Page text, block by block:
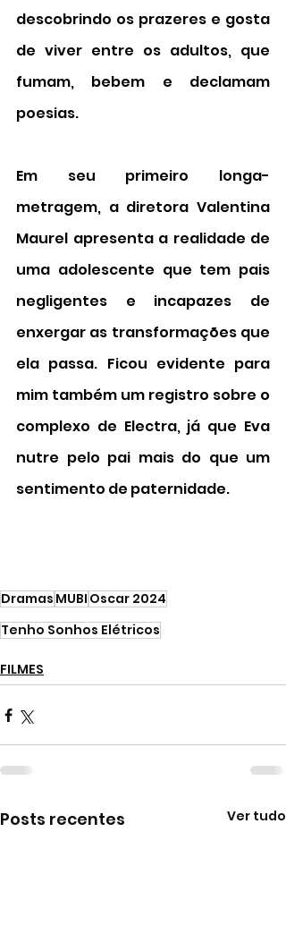
descobrindo os prazeres e gosta
de viver entre os adultos, que
fumam, bebem e declamam
poesias.
Em seu primeiro longa-
metragem, a diretora Valentina
Maurel apresenta a realidade de
uma adolescente que tem pais
negligentes e incapazes de
enxergar as transformações que
ela passa. Ficou evidente para
mim também um registro sobre o
complexo de Electra, já que Eva
nutre pelo pai mais do que um
sentimento de paternidade.
Dramas MUBI Oscar 2024
Tenho Sonhos Elétricos
FILMES
Posts recentes Ver tudo